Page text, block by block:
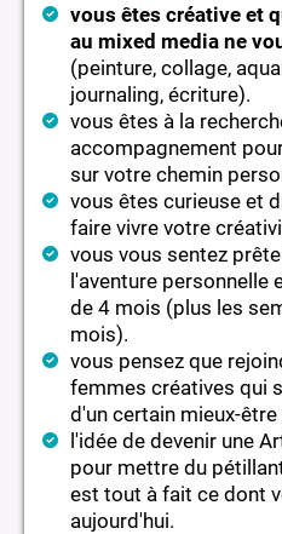
vous êtes créative et
au mixed media ne
(peinture, collage,
journaling, écriture).
vous êtes à la
accompagnement
sur votre chemin
vous êtes curieuse et
faire vivre votre
vous vous sentez
l'aventure personnelle
de 4 mois (plus les
mois).
vous pensez que
femmes créatives qui
d'un certain mieux-
l'idée de devenir une
pour mettre du
est tout à fait ce dont
aujourd'hui.